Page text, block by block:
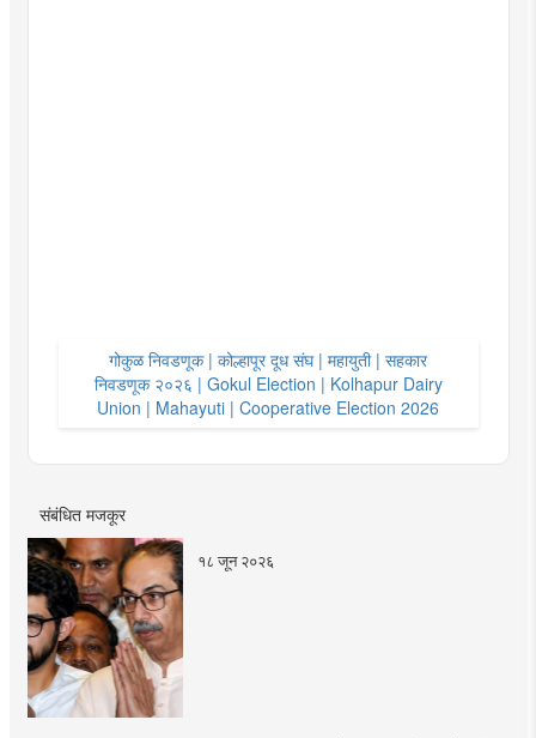
गोकुळ निवडणूक | कोल्हापूर दूध संघ | महायुती | सहकार
निवडणूक २०२६ | Gokul Election | Kolhapur Dairy
Union | Mahayuti | Cooperative Election 2026
संबंधित मजकूर
१८ जून २०२६